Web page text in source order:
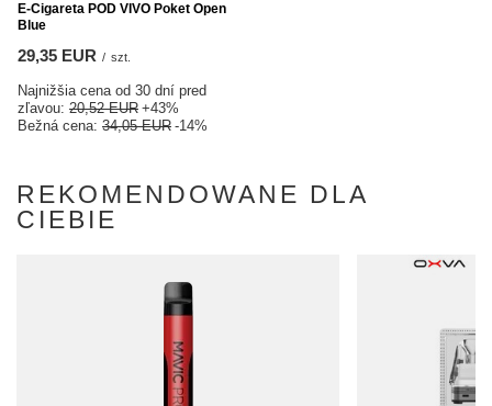
E-Cigareta POD VIVO Poket Open
Blue
29,35 EUR / szt.
Najnižšia cena od 30 dní pred
zľavou: 20,52 EUR +43%
Bežná cena: 34,05 EUR -14%
REKOMENDOWANE DLA
CIEBIE